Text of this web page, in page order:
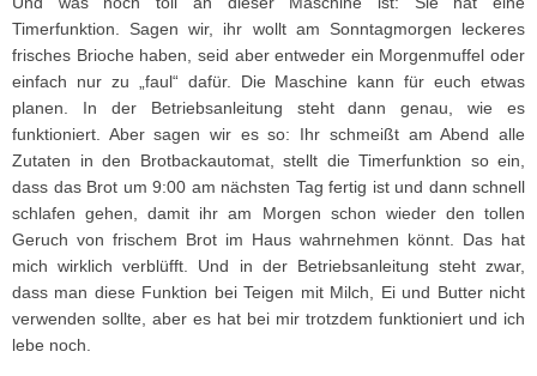
Timerfunktion. Sagen wir, ihr wollt am Sonntagmorgen leckeres
frisches Brioche haben, seid aber entweder ein Morgenmuffel oder
einfach nur zu „faul“ dafür. Die Maschine kann für euch etwas
planen. In der Betriebsanleitung steht dann genau, wie es
funktioniert. Aber sagen wir es so: Ihr schmeißt am Abend alle
Zutaten in den Brotbackautomat, stellt die Timerfunktion so ein,
dass das Brot um 9:00 am nächsten Tag fertig ist und dann schnell
schlafen gehen, damit ihr am Morgen schon wieder den tollen
Geruch von frischem Brot im Haus wahrnehmen könnt. Das hat
mich wirklich verblüfft. Und in der Betriebsanleitung steht zwar,
dass man diese Funktion bei Teigen mit Milch, Ei und Butter nicht
verwenden sollte, aber es hat bei mir trotzdem funktioniert und ich
lebe noch.